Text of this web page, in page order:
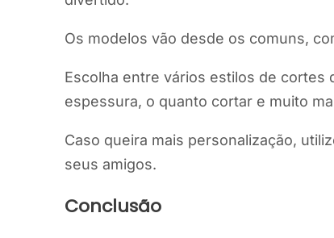
Os modelos vão desde os comuns,
Escolha entre vários estilos de cortes
espessura, o quanto cortar e muito
Caso queira mais personalização,
seus amigos.
Conclusão